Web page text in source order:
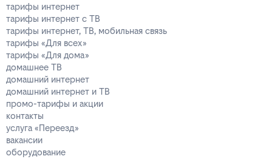
тарифы интернет
тарифы интернет с ТВ
тарифы интернет, ТВ, мобильная связь
тарифы «Для всех»
тарифы «Для дома»
домашнее ТВ
домашний интернет
домашний интернет и ТВ
промо-тарифы и акции
контакты
услуга «Переезд»
вакансии
оборудование